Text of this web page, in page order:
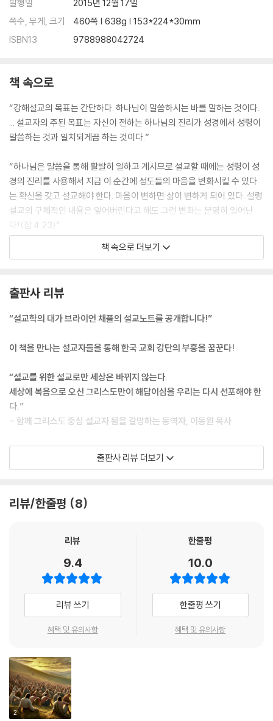
발행일
2015년 12월 17일
쪽수, 무게, 크기
460쪽 | 638g | 153*224*30mm
ISBN13
9788988042724
책 속으로
“강해설교의 목표는 간단하다. 하나님이 말씀하시는 바를 말하는 것이다.
... 설교자의 주된 목표는 자신이 전하는 하나님의 진리가 성경에서 성령이
말씀하는 것과 일치되게끔 하는 것이다.”
“하나님은 말씀을 통해 활발히 일하고 계시므로 설교할 때에는 성령이 성
경의 진리를 사용해서 지금 이 순간에 성도들의 마음을 변화시킬 수 있다
는 확신을 갖고 설교해야 한다. 마음이 변하면 삶이 변하게 되어 있다. 설령
설교의 구체적인 내용은 잊어버린다고 해도 그런 변화는 분명히 일어난
다!(잠 4:23)”
“단순히 주석에 적힌 내용을 되풀이하는 것은 설교가 아니다. 충성된 설교
말씀), 파토스(감정), 에토스(성품)를 적절히 사용할 줄 알아야 한다(살전
2:2~13).”
“설교가 명료하고, 흥미롭고, 잘 짜여있지 않으면 설교자의 신뢰성이 의심
어법과 구조 체계를 터득해 설교 내용이 듣는 이들의 상상을 자극하고 이
해와 기억을 증진하도록 하는 게 매우 중요하다.”
“설교의 궁극적 목표는 사람들을 매료시키고, 정보를 전달하고, 기억에 새
겨주는 것이 아니라 듣는 이의 마음과 생각을 성경적 진리와 대면시켜 그
들의 의지와 뜻이 그리스도의 목적과 부합하도록 하는 것이다. 그러므로
설교를 통해 성도가 무엇을 인식하고, 기억하고, 깨달았는가를 잣대로 설
교를 평가해서는 안 된다. 설교를 듣고 얼마나 그 말씀대로 살아가고 있는
교가 곧 필요한 진리를 전하는 통로이자 능력의 은혜를 전하는 도구가 되
도록 힘써야 한다.”
--- 본문 중에서
책 속으로 더보기
출판사 리뷰
“설교학의 대가 브라이언 채플의 설교노트를 공개합니다!”
이 책을 만나는 설교자들을 통해 한국 교회 강단의 부흥을 꿈꾼다!
“설교를 위한 설교로만 세상은 바뀌지 않는다.
세상에 복음으로 오신 그리스도만이 해답이심을 우리는 다시 선포해야 한
다.”
- 함께 그리스도 중심 설교자 됨을 갈망하는 동역자, 이동원 목사
성경 전체를 그리스도 중심의 맥락으로
“우리는 하나님과 무관한 자기 사역을 하지 않도록 조심해야 합니다. 목회
습니다. 교회 일에 바빠서 정신없이 사역하다 보면 이런 생각이 들기 시작
‘심방 잘하고, 좋은 프로그램들을 만들고, 계획을 치밀하게 짜고, 적절한
교회 성장 비법을 활용하고, 비전을 제시하고, 감동적인 설교를 하면 교회
는 부흥할 거야.’
사실 자신의 목회와 신학을 이런 식으로 생각하는 사람은 없지만, 날마다
밀려오는 목회의 압박감은 날마다 이런 식의 사역을 하도록 만들어 버립니
본서는 이런 바쁜 사역의 현장에서 감동적으로 읽고 큰 통찰력을 얻을 수
있는 훌륭한 설교 지침서이다.
이 책의 목표는 설교자가 성경 전체를 그리스도 중심의 맥락으로 설교할
수 있게 하며, 삶으로 적용할 수 있도록 돕는 것이다.
출판사 리뷰 더보기
리뷰/한줄평 8
리뷰
9.4
리뷰 쓰기
혜택 및 유의사항
한줄평
10.0
한줄평 쓰기
혜택 및 유의사항
2